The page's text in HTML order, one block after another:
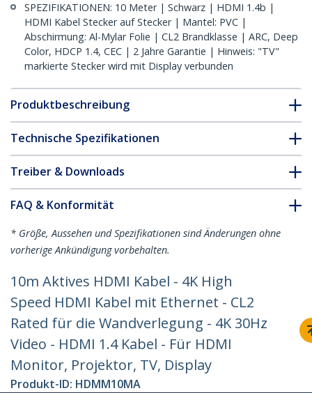
SPEZIFIKATIONEN: 10 Meter | Schwarz | HDMI 1.4b |
HDMI Kabel Stecker auf Stecker | Mantel: PVC |
Abschirmung: Al-Mylar Folie | CL2 Brandklasse | ARC, Deep
Color, HDCP 1.4, CEC | 2 Jahre Garantie | Hinweis: "TV"
markierte Stecker wird mit Display verbunden
Produktbeschreibung
Technische Spezifikationen
Treiber & Downloads
FAQ & Konformität
* Größe, Aussehen und Spezifikationen sind Änderungen ohne
vorherige Ankündigung vorbehalten.
10m Aktives HDMI Kabel - 4K High
Speed HDMI Kabel mit Ethernet - CL2
Rated für die Wandverlegung - 4K 30Hz
Video - HDMI 1.4 Kabel - Für HDMI
Monitor, Projektor, TV, Display
Produkt-ID: HDMM10MA